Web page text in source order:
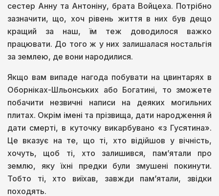
сестер Анну та Антоніну, брата Войцеха. Потрібно
зазначити, що, хоч рівень життя в них був дещо
кращий за наш, їм теж доводилося важко
працювати. До того ж у них залишалася ностальгія
за землею, де вони народилися.
Якщо вам випаде нагода побувати на цвинтарях в
Оборніках-Шльонських або Богатині, то зможете
побачити незвичні написи на деяких могильних
плитах. Окрім імені та прізвища, дати народження й
дати смерті, в куточку викарбувано «з Гусятина».
Це вказує на те, що ті, хто відійшов у вічність,
хочуть, щоб ті, хто залишився, пам’ятали про
землю, яку їхні предки були змушені покинути.
Тобто ті, хто виїхав, завжди пам’ятали, звідки
походять.